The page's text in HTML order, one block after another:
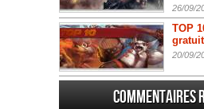
26/09/
TOP
20/09/
Commentaires